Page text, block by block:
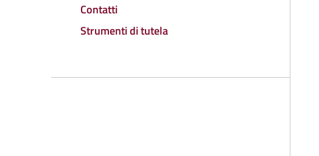
Contatti
Strumenti di tutela